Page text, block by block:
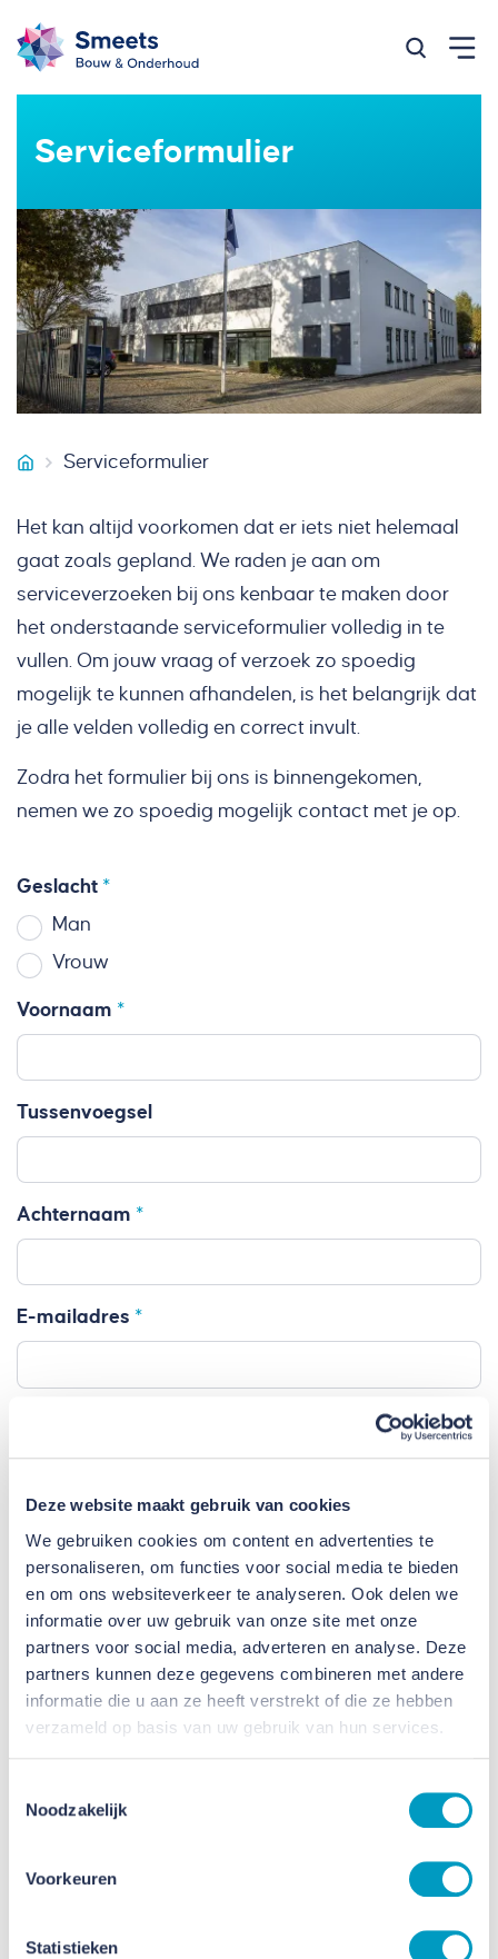
Deze website maakt gebruik van cookies
We gebruiken cookies om content en advertenties te
personaliseren, om functies voor social media te bieden
en om ons websiteverkeer te analyseren. Ook delen we
informatie over uw gebruik van onze site met onze
partners voor social media, adverteren en analyse. Deze
partners kunnen deze gegevens combineren met andere
informatie die u aan ze heeft verstrekt of die ze hebben
verzameld op basis van uw gebruik van hun services.
Noodzakelijk
Voorkeuren
Statistieken
Zoeken
Serviceformulier
Smeets Bouw
Serviceformulier
Het kan altijd voorkomen dat er iets niet helemaal
gaat zoals gepland. We raden je aan om
serviceverzoeken bij ons kenbaar te maken door
het onderstaande serviceformulier volledig in te
vullen. Om jouw vraag of verzoek zo spoedig
mogelijk te kunnen afhandelen, is het belangrijk dat
je alle velden volledig en correct invult.
Zodra het formulier bij ons is binnengekomen,
nemen we zo spoedig mogelijk contact met je op.
Secondary option
Geslacht
Man
Vrouw
Voornaam
Tussenvoegsel
Achternaam
E-mailadres
Postcode
Plaatsnaam